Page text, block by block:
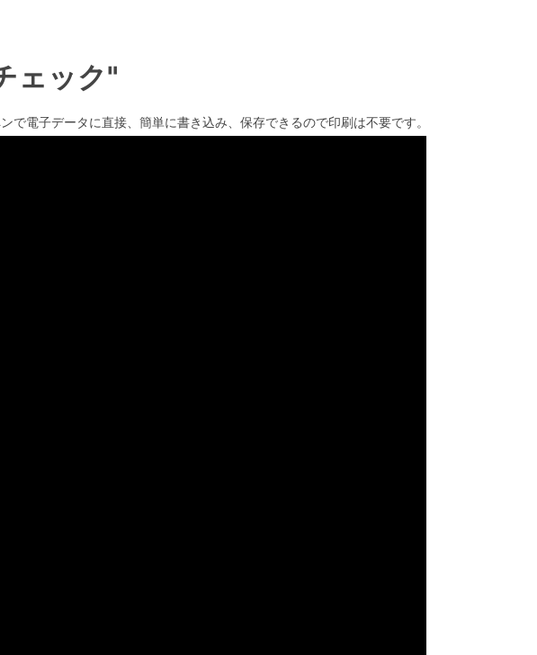
ェック"
電子データに直接、簡単に書き込み、保存できるので印刷は不要です。